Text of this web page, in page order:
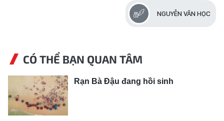
NGUYỄN VĂN HỌC
CÓ THỂ BẠN QUAN TÂM
Rạn Bà Đậu đang hồi sinh